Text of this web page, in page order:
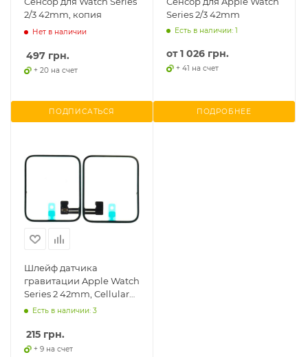
2/3 42mm, копия
Нет в наличии
497 грн.
+ 20 на счет
ПОДПИСАТЬСЯ
Series 2/3 42mm
Есть в наличии: 1
от1 026 грн.
+ 41 на счет
ПОДРОБНЕЕ
Шлейф датчика
гравитации Apple Watch
Series 2 42mm, Cellular
Version, оригинал
Есть в наличии: 3
215 грн.
+ 9 на счет